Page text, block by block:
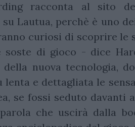
racconta al sito
Lautua, perchè è uno
curiosi di scoprire le
soste di gioco - dice
nuova tecnologia,
e dettagliata le
se fossi seduto davanti
che uscirà dalla